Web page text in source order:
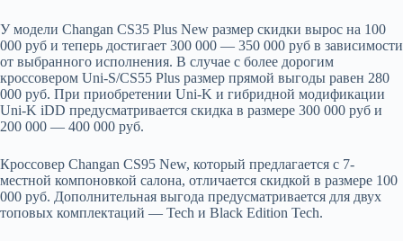
У модели Changan CS35 Plus New размер скидки вырос на 100
000 руб и теперь достигает 300 000 — 350 000 руб в зависимости
от выбранного исполнения. В случае с более дорогим
кроссовером Uni-S/CS55 Plus размер прямой выгоды равен 280
000 руб. При приобретении Uni-K и гибридной модификации
Uni-K iDD предусматривается скидка в размере 300 000 руб и
200 000 — 400 000 руб.
Кроссовер Changan CS95 New, который предлагается с 7-
местной компоновкой салона, отличается скидкой в размере 100
000 руб. Дополнительная выгода предусматривается для двух
топовых комплектаций — Tech и Black Edition Tech.